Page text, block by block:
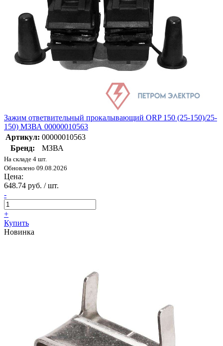
Зажим ответвительный прокалывающий ORP 150 (25-150)/25-
150) МЗВА 00000010563
Артикул: 00000010563
Бренд:
МЗВА
На складе 4 шт.
Обновлено 09.08.2026
Цена:
648.74 руб. / шт.
-
+
Купить
Новинка